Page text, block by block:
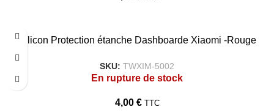
Silicon Protection étanche Dashboarde Xiaomi -Rouge
SKU: TWXIM-5002
En rupture de stock
4,00 € TTC